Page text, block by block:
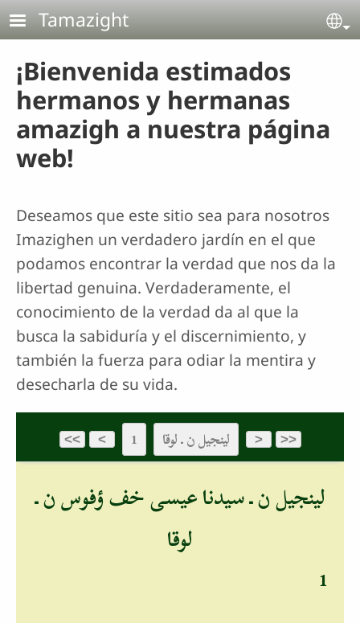
Pasar al contenido principal
Tamazight
¡Bienvenida estimados
hermanos y hermanas
amazigh a nuestra página
web!
Deseamos que este sitio sea para nosotros
Imazighen un verdadero jardín en el que
podamos encontrar la verdad que nos da la
libertad genuina. Verdaderamente, el
conocimiento de la verdad da al que la
busca la sabiduría y el discernimiento, y
también la fuerza para odiar la mentira y
desecharla de su vida.